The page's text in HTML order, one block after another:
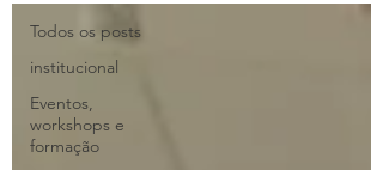
Todos os posts
institucional
Eventos,
workshops e
formação